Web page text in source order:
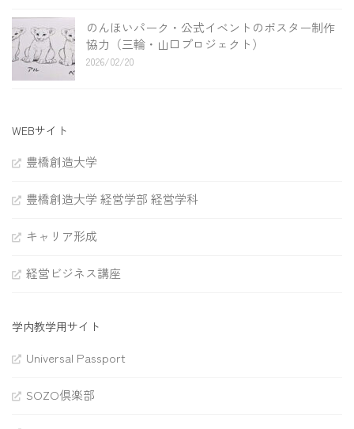
のんほいパーク・公式イベントのポスター制作
協力（三輪・山口プロジェクト）
2026/02/20
WEBサイト
豊橋創造大学
豊橋創造大学 経営学部 経営学科
キャリア形成
経営ビジネス講座
学内教学用サイト
Universal Passport
SOZO倶楽部